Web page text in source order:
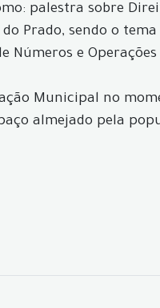
palestra sobre
Prado, sendo o
e
Municipal no
almejado pela